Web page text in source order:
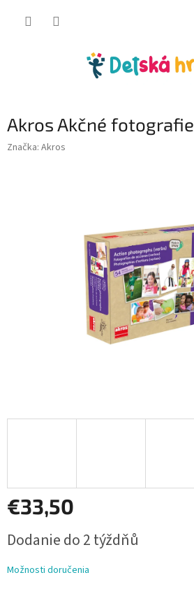
Akros Akčné fotografie
Značka: Akros
€33,50
cena:
Dodanie do 2 týždňů
Možnosti doručenia